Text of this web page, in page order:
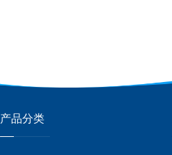
产品分类